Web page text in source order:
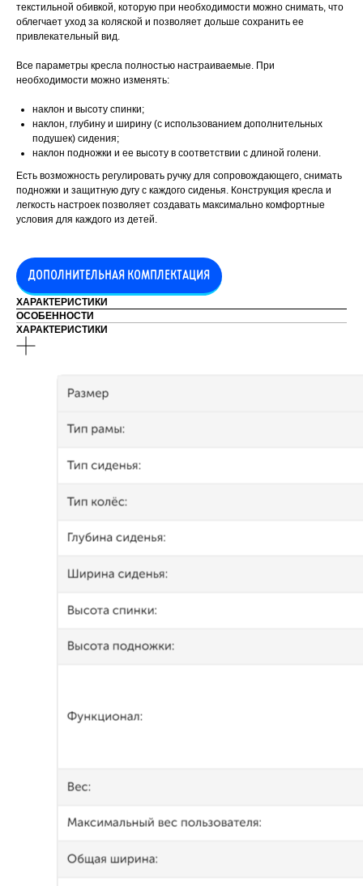
текстильной обивкой, которую при необходимости можно снимать, что
облегчает уход за коляской и позволяет дольше сохранить ее
привлекательный вид.
Все параметры кресла полностью настраиваемые. При
необходимости можно изменять:
наклон и высоту спинки;
наклон, глубину и ширину (с использованием дополнительных
подушек) сидения;
наклон подножки и ее высоту в соответствии с длиной голени.
Есть возможность регулировать ручку для сопровождающего, снимать
подножки и защитную дугу с каждого сиденья. Конструкция кресла и
легкость настроек позволяет создавать максимально комфортные
условия для каждого из детей.
ДОПОЛНИТЕЛЬНАЯ КОМПЛЕКТАЦИЯ
ХАРАКТЕРИСТИКИ
ОСОБЕННОСТИ
ХАРАКТЕРИСТИКИ